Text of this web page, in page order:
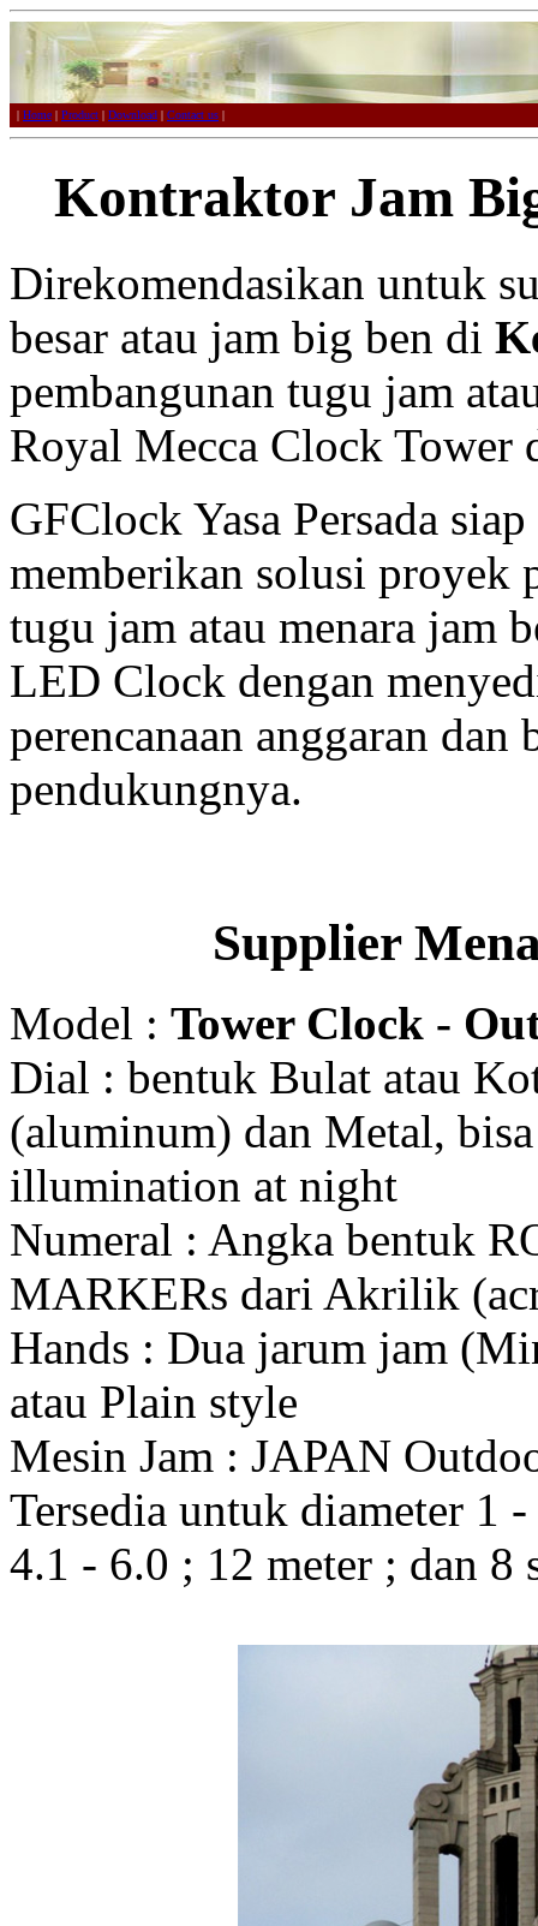
| Home | Product | Download | Contact us |
Kontraktor Jam
Direkomendasikan untuk
besar atau jam big ben di
pembangunan tugu jam
Royal Mecca Clock Tower
GFClock Yasa Persada
memberikan solusi proyek
tugu jam atau menara jam
LED Clock dengan
perencanaan anggaran
pendukungnya.
Supplier
Model : Tower Clock -
Dial : bentuk Bulat atau
(aluminum) dan Metal,
illumination at night
Numeral : Angka bentuk
MARKERs dari Akrilik
Hands : Dua jarum jam
atau Plain style
Mesin Jam : JAPAN
Tersedia untuk diameter 1
4.1 - 6.0 ; 12 meter ; dan 8